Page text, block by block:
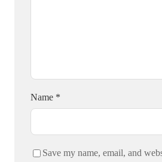
Name *
Save my name, email, and